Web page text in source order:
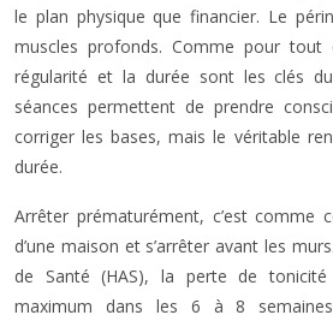
le plan physique que financier. Le
muscles profonds. Comme pour tout
régularité et la durée sont les clés
séances permettent de prendre
corriger les bases, mais le véritable
durée.
Arrêter prématurément, c’est comme
d’une maison et s’arrêter avant les
de Santé (HAS), la perte de
maximum dans les 6 à 8